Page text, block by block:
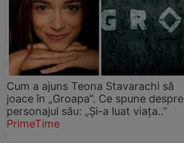
Cum a ajuns Teona Stavarachi să
joace în „Groapa”. Ce spune despre
personajul său: „Și-a luat viața..”
PrimeTime